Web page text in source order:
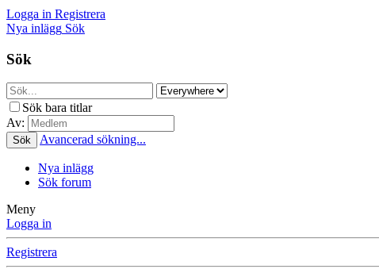
Logga in Registrera
Nya inlägg Sök
Sök
Sök bara titlar
Av:
Sök Avancerad sökning...
Nya inlägg
Sök forum
Meny
Logga in
Registrera